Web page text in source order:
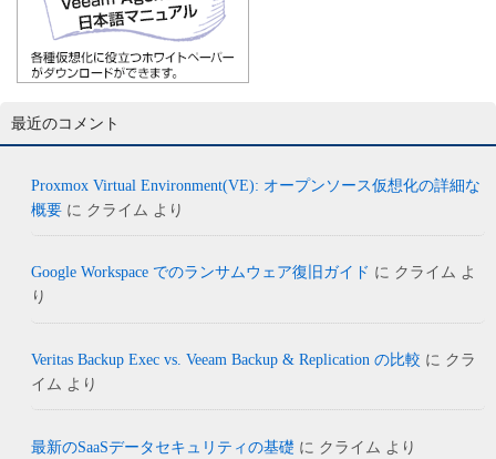
最近のコメント
Proxmox Virtual Environment(VE): オープンソース仮想化の詳細な
概要 に クライム より
Google Workspace でのランサムウェア復旧ガイド に クライム よ
り
Veritas Backup Exec vs. Veeam Backup & Replication の比較 に クラ
イム より
最新のSaaSデータセキュリティの基礎 に クライム より